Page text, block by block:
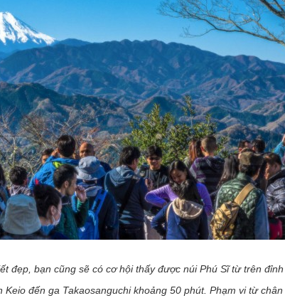
đẹp, bạn cũng sẽ có cơ hội thấy được núi Phú Sĩ từ trên đỉnh
đến ga Takaosanguchi khoảng 50 phút. Phạm vi từ chân